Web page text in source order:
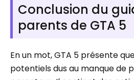
Conclusion du
parents de GTA 5
En un mot, GTA 5 présente
potentiels dus au manque de